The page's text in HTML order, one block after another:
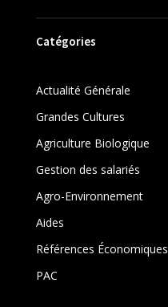
Catégories
Actualité Générale
Grandes Cultures
Agriculture Biologique
Gestion des salariés
Agro-Environnement
Aides
Références Économiques
PAC